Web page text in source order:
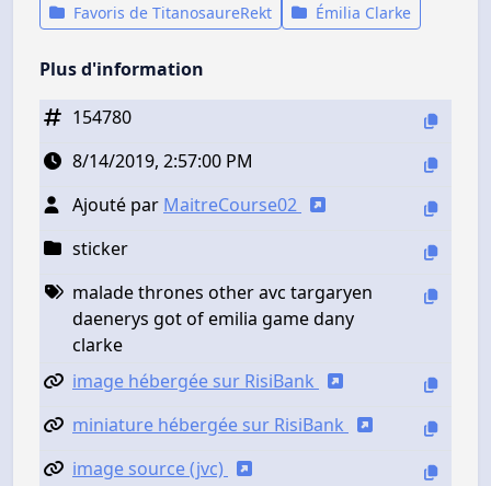
Favoris de TitanosaureRekt Émilia Clarke
Plus d'information
154780
8/14/2019, 2:57:00 PM
Ajouté par MaitreCourse02
sticker
malade thrones other avc targaryen
daenerys got of emilia game dany
clarke
image hébergée sur RisiBank
miniature hébergée sur RisiBank
image source (jvc)